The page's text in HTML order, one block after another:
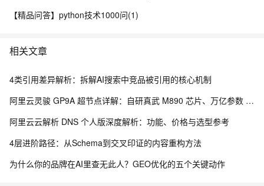
【精品问答】python技术1000问(1)
相关文章
4类引用差异解析：拆解AI搜索中竞品被引用的核心机制
阿里云灵骏 GP9A 超节点详解：自研真武 M890 芯片、万亿参数 MoE 推理规格对比
阿里云云解析 DNS 个人版深度解析：功能、价格与选型参考
4层进阶路径：从Schema到交叉印证的内容重构方法
为什么你的品牌在AI里查无此人？GEO优化的五个关键动作